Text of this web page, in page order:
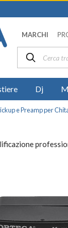
MARCHI
Dj
e Preamp per